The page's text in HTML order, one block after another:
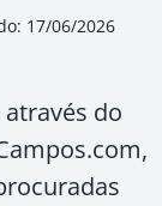
17/06/2026
do